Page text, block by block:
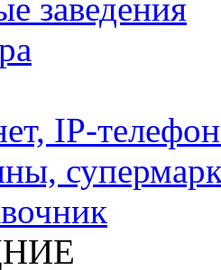
заведения
IP-